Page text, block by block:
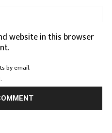
website in this browser
by email.